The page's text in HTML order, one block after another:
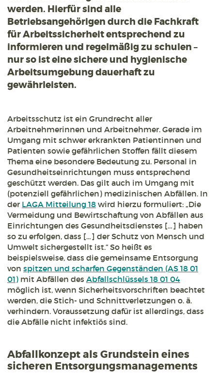
werden. Hierfür sind alle
Betriebsangehörigen durch die Fachkraft
für Arbeitssicherheit entsprechend zu
informieren und regelmäßig zu schulen –
nur so ist eine sichere und hygienische
Arbeitsumgebung dauerhaft zu
gewährleisten.
Arbeitsschutz ist ein Grundrecht aller
Arbeitnehmerinnen und Arbeitnehmer. Gerade im
Umgang mit schwer erkrankten Patientinnen und
Patienten sowie gefährlichen Stoffen fällt diesem
Thema eine besondere Bedeutung zu. Personal in
Gesundheitseinrichtungen muss entsprechend
geschützt werden. Das gilt auch im Umgang mit
(potenziell gefährlichen) medizinischen Abfällen. In
der LAGA Mitteilung 18 wird hierzu formuliert: „Die
Vermeidung und Bewirtschaftung von Abfällen aus
Einrichtungen des Gesundheitsdienstes […] haben
so zu erfolgen, dass […] der Schutz von Mensch und
Umwelt sichergestellt ist.“ So heißt es
beispielsweise, dass die gemeinsame Entsorgung
von spitzen und scharfen Gegenständen (AS 18 01
01) mit Abfällen des Abfallschlüssels 18 01 04
möglich ist, wenn Sicherheitsvorschriften beachtet
werden, die Stich- und Schnittverletzungen o. ä.
verhindern. Voraussetzung dafür ist allerdings, dass
die Abfälle nicht infektiös sind.
Abfallkonzept als Grundstein eines
sicheren Entsorgungsmanagements